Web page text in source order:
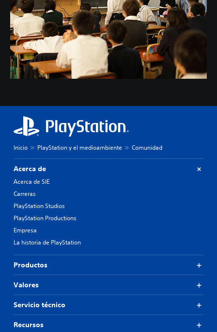
Inicio PlayStation y el medioambiente Comunidad
Acerca de
Acerca de SIE
Carreras
PlayStation Studios
PlayStation Productions
Empresa
La historia de PlayStation
Productos
Valores
Servicio técnico
Recursos